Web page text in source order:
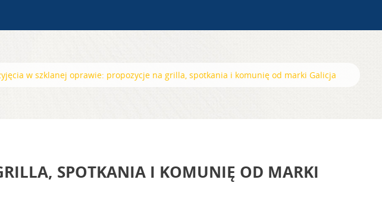
w szklanej oprawie: propozycje na grilla, spotkania i komunię od marki Galicja
SPOTKANIA I KOMUNIĘ OD MARKI